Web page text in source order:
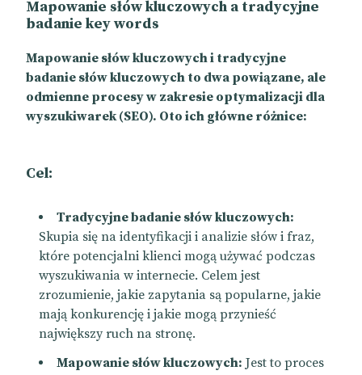
Mapowanie słów kluczowych a tradycyjne
badanie key words
Mapowanie słów kluczowych i tradycyjne
badanie słów kluczowych to dwa powiązane, ale
odmienne procesy w zakresie optymalizacji dla
wyszukiwarek (SEO). Oto ich główne różnice:
Cel:
Tradycyjne badanie słów kluczowych:
Skupia się na identyfikacji i analizie słów i fraz,
które potencjalni klienci mogą używać podczas
wyszukiwania w internecie. Celem jest
zrozumienie, jakie zapytania są popularne, jakie
mają konkurencję i jakie mogą przynieść
największy ruch na stronę.
Mapowanie słów kluczowych: Jest to proces